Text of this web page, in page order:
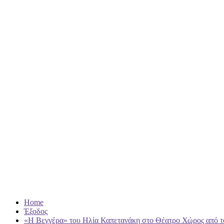
Home
Έξοδος
«Η Βεγγέρα» του Ηλία Καπετανάκη στο Θέατρο Χώρος από